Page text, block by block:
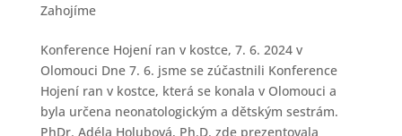
Zahojíme
Konference Hojení ran v kostce, 7. 6. 2024 v
Olomouci Dne 7. 6. jsme se zúčastnili Konference
Hojení ran v kostce, která se konala v Olomouci a
byla určena neonatologickým a dětským sestrám.
PhDr. Adéla Holubová, Ph.D. zde prezentovala